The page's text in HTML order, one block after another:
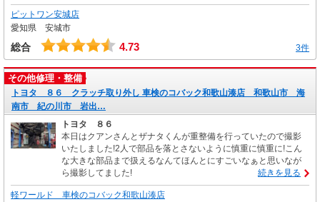
ピットワン安城店
愛知県 安城市
総合 4.73 3件
その他修理・整備
トヨタ ８６ クラッチ取り外し 車検のコバック和歌山湊店 和歌山市 海
南市 紀の川市 岩出…
トヨタ ８６
本日はクアンさんとザナタくんが重整備を行っていたので撮影
いたしました!2人で部品を落とさないように慎重に慎重に!こん
な大きな部品まで扱えるなんてほんとにすごいなぁと思いなが
ら撮影してました!
続きを見る
軽ワールド 車検のコバック和歌山湊店